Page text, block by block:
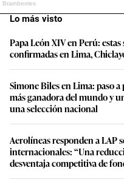
Lo más visto
Papa León XIV en Perú:
confirmadas en Lima,
Simone Biles en Lima: paso
más ganadora del mundo y
una selección nacional
Aerolíneas responden a LAP
internacionales: “Una
desventaja competitiva de